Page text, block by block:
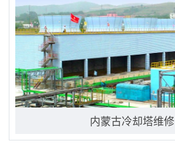
内蒙古冷却塔维修